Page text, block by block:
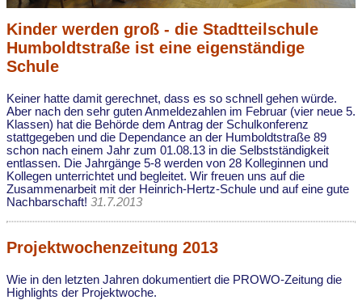
Kinder werden groß - die Stadtteilschule
Humboldtstraße ist eine eigenständige
Schule
Keiner hatte damit gerechnet, dass es so schnell gehen würde.
Aber nach den sehr guten Anmeldezahlen im Februar (vier neue 5.
Klassen) hat die Behörde dem Antrag der Schulkonferenz
stattgegeben und die Dependance an der Humboldtstraße 89
schon nach einem Jahr zum 01.08.13 in die Selbstständigkeit
entlassen. Die Jahrgänge 5-8 werden von 28 Kolleginnen und
Kollegen unterrichtet und begleitet. Wir freuen uns auf die
Zusammenarbeit mit der Heinrich-Hertz-Schule und auf eine gute
Nachbarschaft! 31.7.2013
Projektwochenzeitung 2013
Wie in den letzten Jahren dokumentiert die PROWO-Zeitung die
Highlights der Projektwoche.